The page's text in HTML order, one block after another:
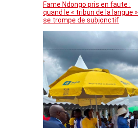
Fame Ndongo pris en faute :
quand le « tribun de la langue »
se trompe de subjonctif